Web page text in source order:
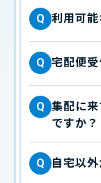
Q 利用可
Q 宅配便
Q 集配に
ですか？
Q 自宅以